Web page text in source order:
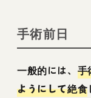
手術前日
一般的には、 手
ようにして絶食